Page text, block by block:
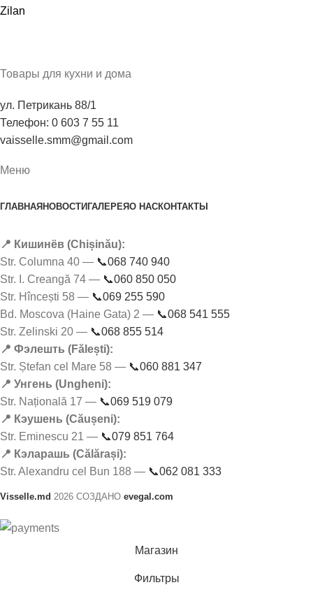
Zilan
Товары для кухни и дома
ул. Петрикань 88/1
Телефон: 0 603 7 55 11
vaisselle.smm@gmail.com
Меню
ГЛАВНАЯ НОВОСТИ ГАЛЕРЕЯО НАСКОНТАКТЫ
📍 Кишинёв (Chișinău):
Str. Columna 40 — 📞068 740 940
Str. I. Creangă 74 — 📞060 850 050
Str. Hîncești 58 — 📞069 255 590
Bd. Moscova (Haine Gata) 2 — 📞068 541 555
Str. Zelinski 20 — 📞068 855 514
📍 Фэлешть (Fălești):
Str. Ștefan cel Mare 58 — 📞060 881 347
📍 Унгень (Ungheni):
Str. Națională 17 — 📞069 519 079
📍 Кэушень (Căușeni):
Str. Eminescu 21 — 📞079 851 764
📍 Кэларашь (Călărași):
Str. Alexandru cel Bun 188 — 📞062 081 333
Visselle.md 2026 СОЗДАНО evegal.com
Магазин
Фильтры